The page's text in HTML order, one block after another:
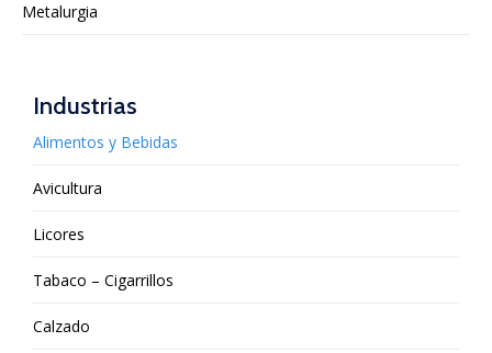
Metalurgia
Industrias
Alimentos y Bebidas
Avicultura
Licores
Tabaco – Cigarrillos
Calzado